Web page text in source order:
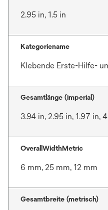
2.95 in, 1.5 in
Kategoriename
Klebende Erste-Hilfe-
Gesamtlänge (imperial)
3.94 in, 2.95 in, 1.97 in,
OverallWidthMetric
6 mm, 25 mm, 12 mm
Gesamtbreite (metrisch)